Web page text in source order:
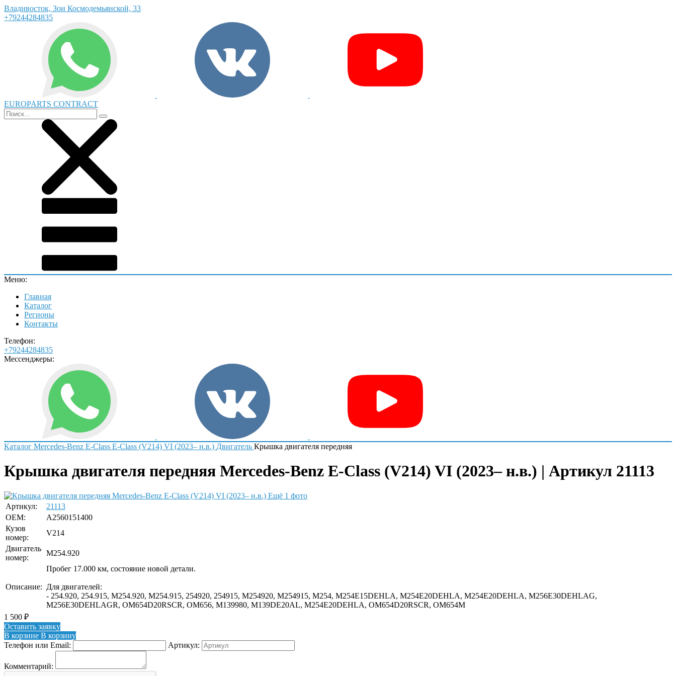
Владивосток, Зои Космодемьянской, 33
+79244284835
EUROPARTS CONTRACT
Меню:
Главная
Каталог
Регионы
Контакты
Телефон:
+79244284835
Мессенджеры:
Каталог Mercedes-Benz E-Class E-Class (V214) VI (2023– н.в.) Двигатель Крышка двигателя передняя
Крышка двигателя передняя Mercedes-Benz E-Class (V214) VI (2023– н.в.) | Артикул 21113
Ещё 1 фото
Артикул:
21113
OEM:
A2560151400
Кузов
номер:
V214
Двигатель
номер:
M254.920
Описание:
Пробег 17.000 км, состояние новой детали.
Для двигателей:
- 254.920, 254.915, M254.920, M254.915, 254920, 254915, M254920, M254915, M254, M254E15DEHLA, M254E20DEHLA, M254E20DEHLA, M256E30DEHLAG,
M256E30DEHLAGR, OM654D20RSCR, OM656, M139980, M139DE20AL, M254E20DEHLA, OM654D20RSCR, OM654M
1 500 ₽
Оставить заявку
В корзине В корзину
Телефон или Email:
Артикул:
Комментарий: